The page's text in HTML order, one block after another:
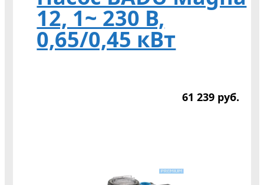
12, 1~ 230 В,
0,65/0,45 кВт
61 239 руб.